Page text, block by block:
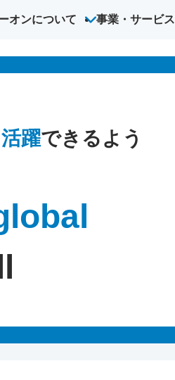
オンについて 事業・サービス
躍できるよう